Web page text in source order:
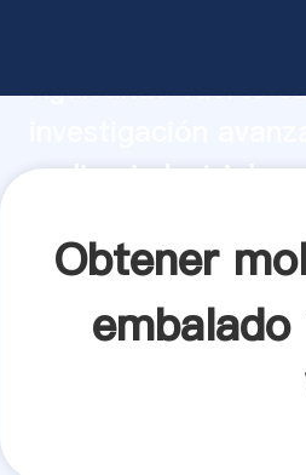
Agarrando fuerte
molino industrial
Obtener